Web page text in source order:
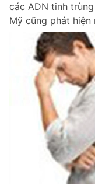
các ADN tinh
Mỹ cũng phát hiện